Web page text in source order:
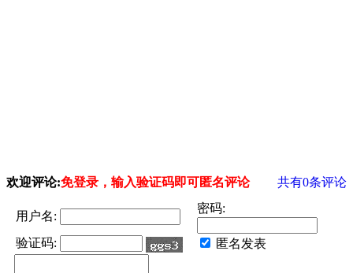
欢迎评论:免登录，输入验证码即可匿名评论 共有0条评论
用户名:
密码:
验证码: 匿名发表